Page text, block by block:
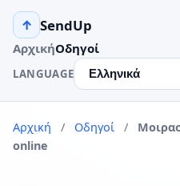
↑ SendUp
ΑρχικήΟδηγοί
LANGUAGE
Αρχική / Οδηγοί /
online